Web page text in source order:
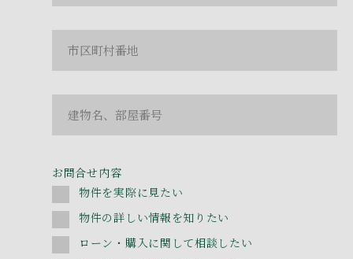
お問合せ内容
物件を実際に見たい
物件の詳しい情報を知りたい
ローン・購入に関して相談したい